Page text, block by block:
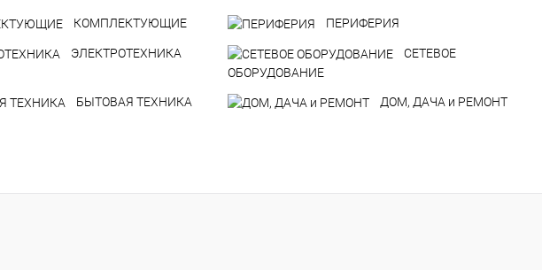
КОМПЛЕКТУЮЩИЕ ПЕРИФЕРИЯ
ЭЛЕКТРОТЕХНИКА
СЕТЕВОЕ
ОБОРУДОВАНИЕ
БЫТОВАЯ ТЕХНИКА ДOM, ДАЧА и РЕМОНТ